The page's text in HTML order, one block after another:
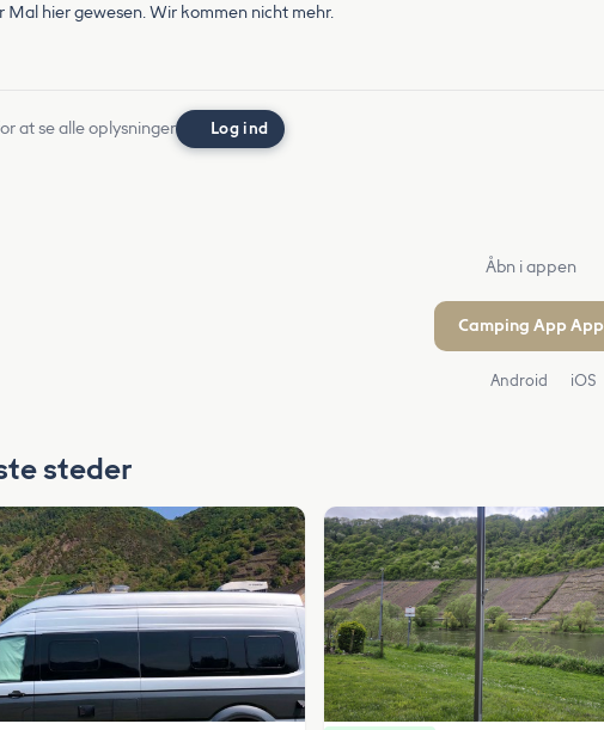
Mal hier gewesen. Wir kommen nicht mehr.
at se alle oplysninger Log ind
Åbn i appen
Camping App App
Android iOS
steder